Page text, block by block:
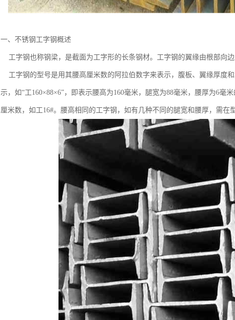
一、不锈钢工字钢概述
工字钢也称钢梁，是截面为工字形的长条钢材。工字钢的翼缘由根部向
工字钢的型号是用其腰高厘米数的阿拉伯数字来表示，腹板、翼缘厚度
示，如“工160×88×6”，即表示腰高为160毫米，腿宽为88毫米，腰厚为6毫
厘米数，如工16#。腰高相同的工字钢，如有几种不同的腿宽和腰厚，需在